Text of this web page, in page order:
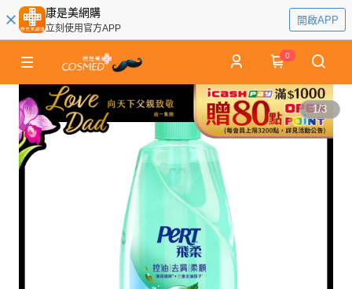
康是美網購
立刻使用官方APP
開啟APP
0
1/3